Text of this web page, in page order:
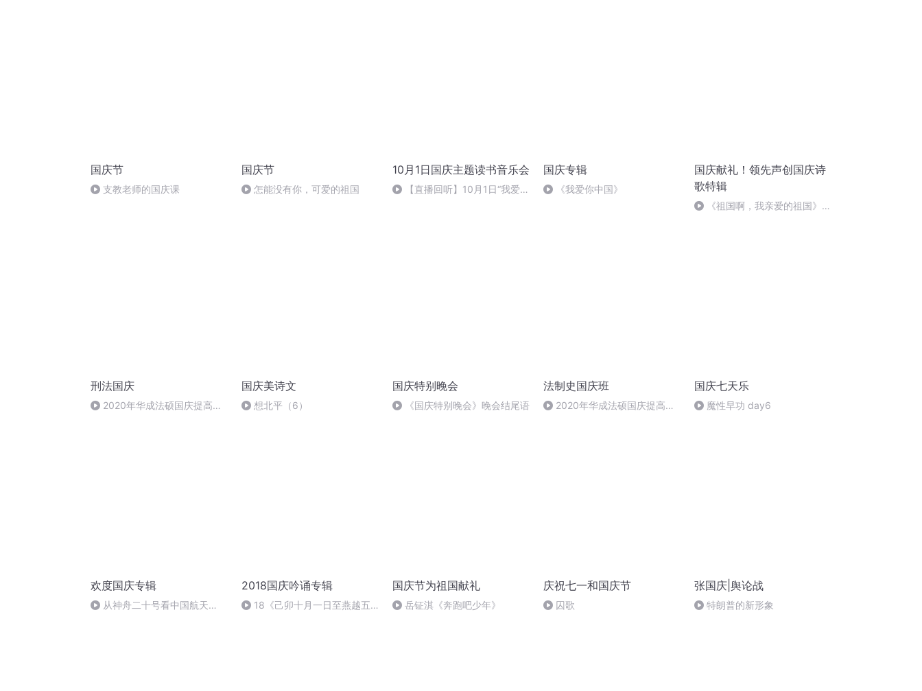
国庆节
支教老师的国庆课
国庆节
怎能没有你，可爱的祖国
10月1日国庆主题读书音乐会
【直播回听】10月1日“我爱你
国庆专辑
《我爱你中国》
国庆献礼！领先声创国庆诗
歌特辑
《祖国啊，我亲爱的祖国》温
刑法国庆
2020年华成法硕国庆提高班
国庆美诗文
想北平（6）
国庆特别晚会
《国庆特别晚会》晚会结尾语
法制史国庆班
2020年华成法硕国庆提高班
国庆七天乐
魔性早功 day6
欢度国庆专辑
从神舟二十号看中国航天
2018国庆吟诵专辑
18《己卯十月一日至燕越五
国庆节为祖国献礼
岳钲淇《奔跑吧少年》
庆祝七一和国庆节
囚歌
张国庆|舆论战
特朗普的新形象